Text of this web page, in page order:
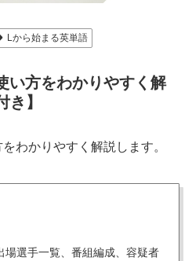
Lから始まる英単語
い方をわかりやすく解
】
わかりやすく解説します。
場選手一覧、番組編成、容疑者